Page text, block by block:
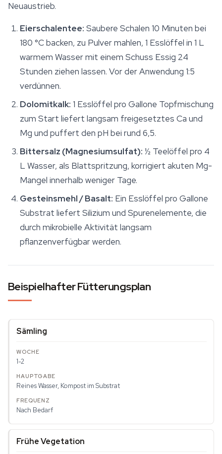
Neuaustrieb.
Eierschalentee: Saubere Schalen 10 Minuten bei
180 °C backen, zu Pulver mahlen, 1 Esslöffel in 1 L
warmem Wasser mit einem Schuss Essig 24
Stunden ziehen lassen. Vor der Anwendung 1:5
verdünnen.
Dolomitkalk: 1 Esslöffel pro Gallone Topfmischung
zum Start liefert langsam freigesetztes Ca und
Mg und puffert den pH bei rund 6,5.
Bittersalz (Magnesiumsulfat): ½ Teelöffel pro 4
L Wasser, als Blattspritzung, korrigiert akuten Mg-
Mangel innerhalb weniger Tage.
Gesteinsmehl / Basalt: Ein Esslöffel pro Gallone
Substrat liefert Silizium und Spurenelemente, die
durch mikrobielle Aktivität langsam
pflanzenverfügbar werden.
Beispielhafter Fütterungsplan
Sämling
1-2
Reines Wasser, Kompost im Substrat
Nach Bedarf
Frühe Vegetation